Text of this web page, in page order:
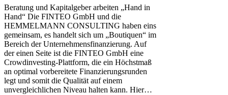
Beratung und Kapitalgeber arbeiten „Hand in
Hand“ Die FINTEO GmbH und die
HEMMELMANN CONSULTING haben eins
gemeinsam, es handelt sich um „Boutiquen“ im
Bereich der Unternehmensfinanzierung. Auf
der einen Seite ist die FINTEO GmbH eine
Crowdinvesting-Plattform, die ein Höchstmaß
an optimal vorbereitete Finanzierungsrunden
legt und somit die Qualität auf einem
unvergleichlichen Niveau halten kann. Hier…